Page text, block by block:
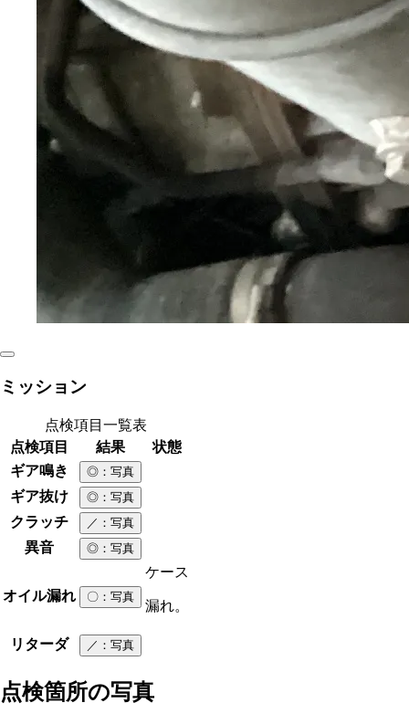
ミッション
点検項目一覧表
点検項目
結果
状態
ギア鳴き
◎ ：写真
ギア抜け ◎ ：写真
クラッチ ／ ：写真
異音 ◎ ：写真
オイル漏れ 〇 ：写真
ケース
漏れ。
リターダ ／ ：写真
点検箇所の写真